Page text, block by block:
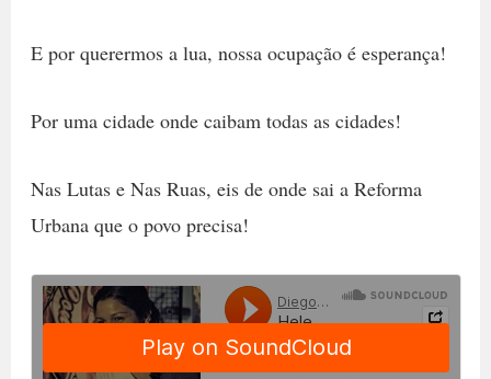
E por querermos a lua, nossa ocupação é esperança!
Por uma cidade onde caibam todas as cidades!
Nas Lutas e Nas Ruas, eis de onde sai a Reforma
Urbana que o povo precisa!